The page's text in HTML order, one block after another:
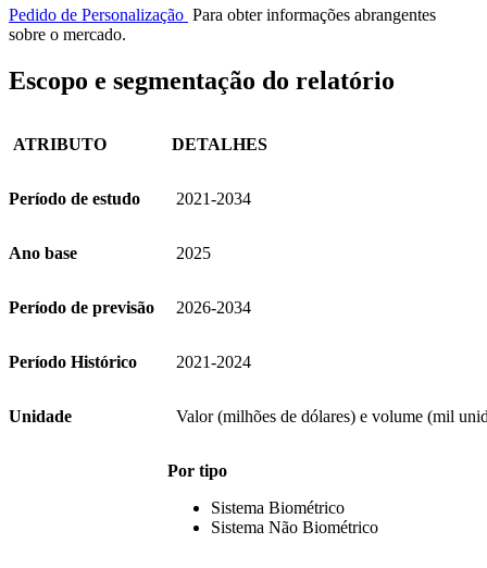
Pedido de Personalização Para obter informações abrangentes
sobre o mercado.
Escopo e segmentação do relatório
ATRIBUTO DETALHES
Período de estudo 2021-2034
Ano base 2025
Período de previsão 2026-2034
Período Histórico 2021-2024
Unidade Valor (milhões de dólares) e volume (mil
Por tipo
Sistema Biométrico
Sistema Não Biométrico